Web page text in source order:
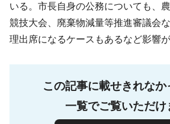
いる。市長自身の公務についても、
競技大会、廃棄物減量等推進審議会
理出席になるケースもあるなど影響
この記事に載せきれなか
一覧でご覧いただけ